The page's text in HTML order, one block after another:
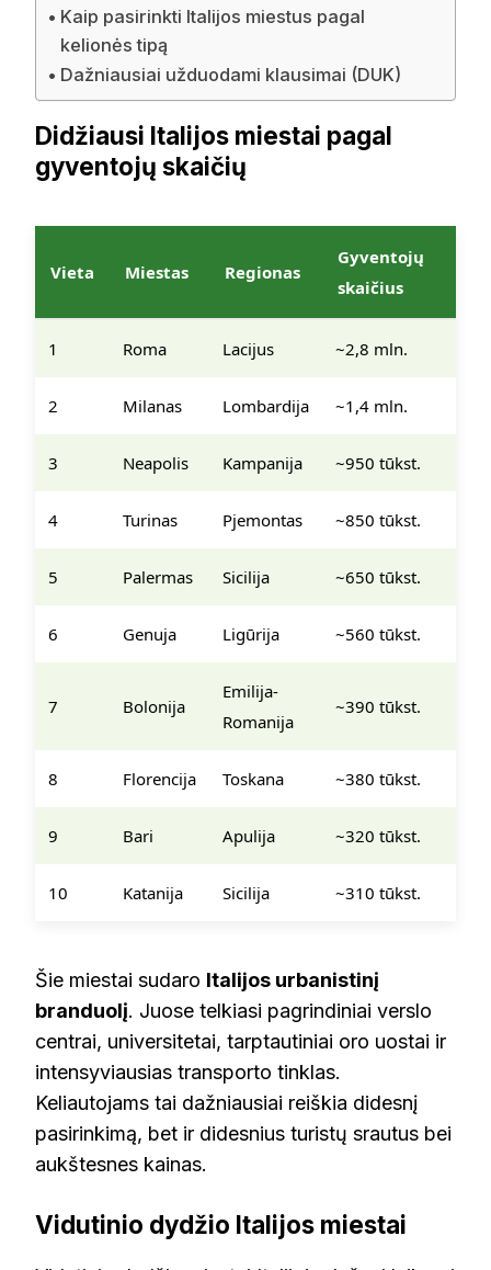
Kaip pasirinkti Italijos miestus pagal
kelionės tipą
Dažniausiai užduodami klausimai (DUK)
Didžiausi Italijos miestai pagal
gyventojų skaičių
Vieta Miestas Regionas
Gyventojų
skaičius
1 Roma Lacijus ~2,8 mln.
2 Milanas Lombardija ~1,4 mln.
3 Neapolis Kampanija ~950 tūkst.
4 Turinas Pjemontas ~850 tūkst.
5 Palermas Sicilija ~650 tūkst.
6 Genuja Ligūrija ~560 tūkst.
7 Bolonija
Emilija-
Romanija
~390 tūkst.
8 Florencija Toskana ~380 tūkst.
9 Bari Apulija ~320 tūkst.
10 Katanija Sicilija ~310 tūkst.
Šie miestai sudaro Italijos urbanistinį
branduolį. Juose telkiasi pagrindiniai verslo
centrai, universitetai, tarptautiniai oro uostai ir
intensyviausias transporto tinklas.
Keliautojams tai dažniausiai reiškia didesnį
pasirinkimą, bet ir didesnius turistų srautus bei
aukštesnes kainas.
Vidutinio dydžio Italijos miestai